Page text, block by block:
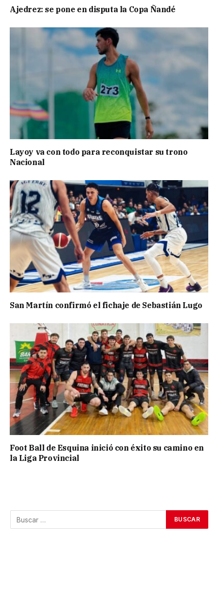
Ajedrez: se pone en disputa la Copa Ñandé
Layoy va con todo para reconquistar su trono
Nacional
San Martín confirmó el fichaje de Sebastián Lugo
Foot Ball de Esquina inició con éxito su camino en
la Liga Provincial